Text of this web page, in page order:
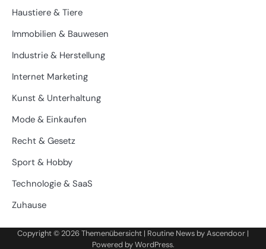
Haustiere & Tiere
Immobilien & Bauwesen
Industrie & Herstellung
Internet Marketing
Kunst & Unterhaltung
Mode & Einkaufen
Recht & Gesetz
Sport & Hobby
Technologie & SaaS
Zuhause
Copyright © 2026Themenübersicht | Routine News byAscendoor |
Powered byWordPress.